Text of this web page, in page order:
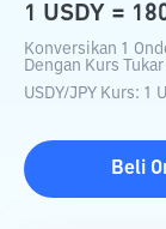
1 USDY =
Konversikan 1
Dengan Kurs
USDY/JPY Kurs: 1
Beli